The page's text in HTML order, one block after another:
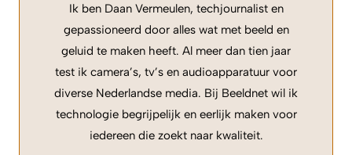
Ik ben Daan Vermeulen, techjournalist en
gepassioneerd door alles wat met beeld en
geluid te maken heeft. Al meer dan tien jaar
test ik camera’s, tv’s en audioapparatuur voor
diverse Nederlandse media. Bij Beeldnet wil ik
technologie begrijpelijk en eerlijk maken voor
iedereen die zoekt naar kwaliteit.